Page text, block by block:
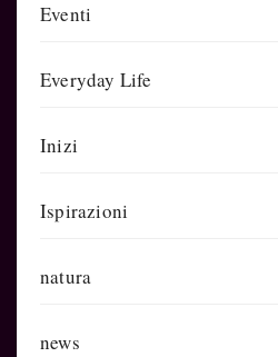
Eventi
Everyday Life
Inizi
Ispirazioni
natura
news